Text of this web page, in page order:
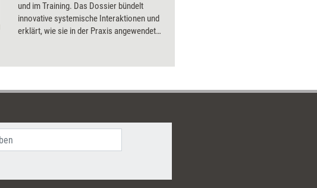
und im Training. Das Dossier bündelt
innovative systemische Interaktionen und
erklärt, wie sie in der Praxis angewendet